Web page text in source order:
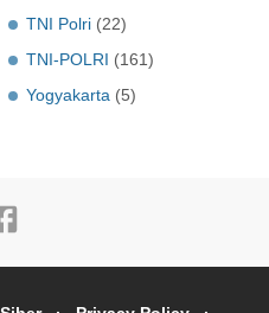
TNI Polri (22)
TNI-POLRI (161)
Yogyakarta (5)